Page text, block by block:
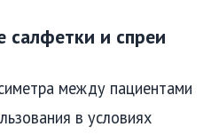
салфетки и спреи
между пациентами
в условиях